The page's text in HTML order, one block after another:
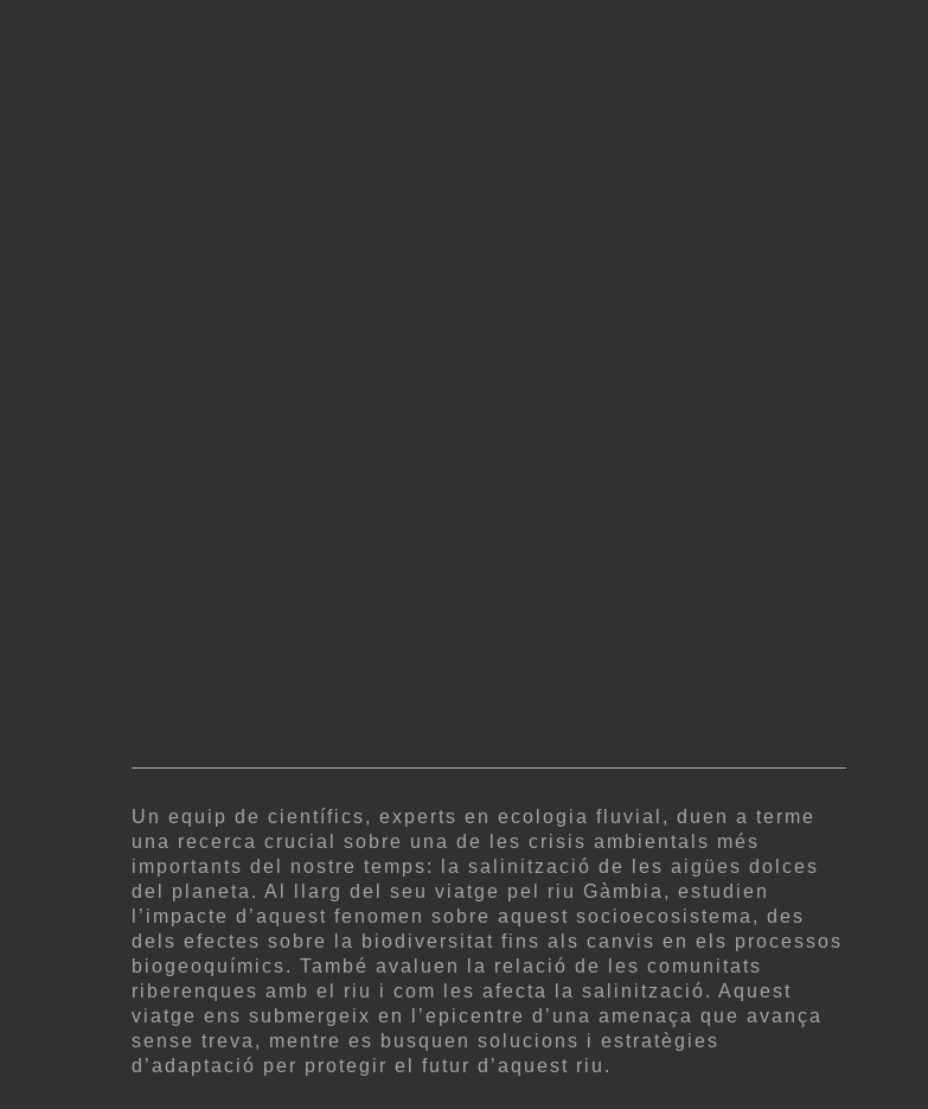
Un equip de científics, experts en ecologia fluvial, duen a terme
una recerca crucial sobre una de les crisis ambientals més
importants del nostre temps: la salinització de les aigües dolces
del planeta. Al llarg del seu viatge pel riu Gàmbia, estudien
l’impacte d’aquest fenomen sobre aquest socioecosistema, des
dels efectes sobre la biodiversitat fins als canvis en els processos
biogeoquímics. També avaluen la relació de les comunitats
riberenques amb el riu i com les afecta la salinització. Aquest
viatge ens submergeix en l’epicentre d’una amenaça que avança
sense treva, mentre es busquen solucions i estratègies
d’adaptació per protegir el futur d’aquest riu.